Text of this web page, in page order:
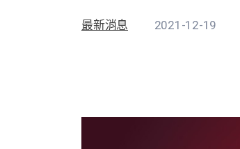
最新消息 2021-12-19